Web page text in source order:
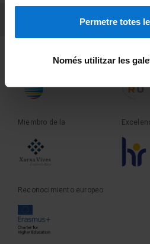
Permetre totes
Només utilitzar les
Miembro de la
Reconocimiento europeo